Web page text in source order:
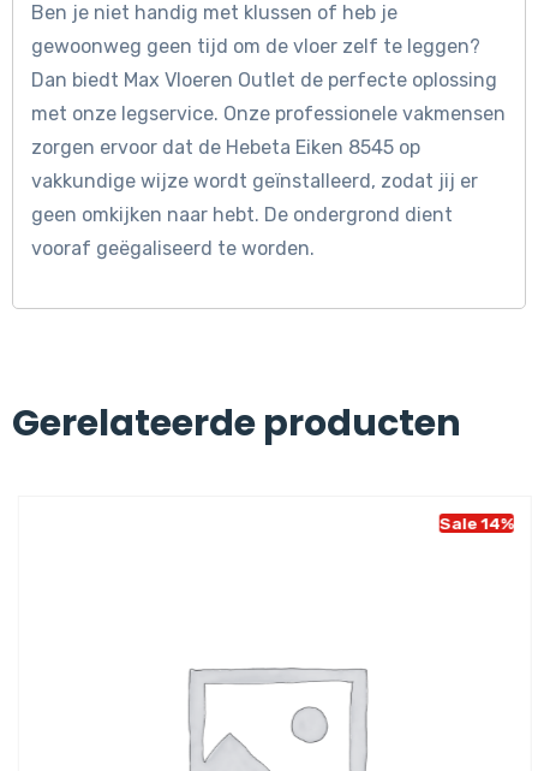
Ben je niet handig met klussen of heb je
gewoonweg geen tijd om de vloer zelf te leggen?
Dan biedt Max Vloeren Outlet de perfecte oplossing
met onze legservice. Onze professionele vakmensen
zorgen ervoor dat de Hebeta Eiken 8545 op
vakkundige wijze wordt geïnstalleerd, zodat jij er
geen omkijken naar hebt. De ondergrond dient
vooraf geëgaliseerd te worden.
Gerelateerde producten
Sale 14%